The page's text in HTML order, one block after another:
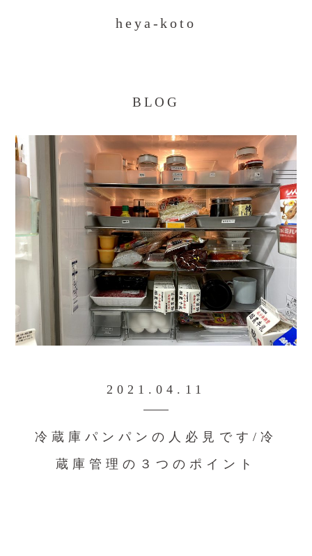
heya-koto
BLOG
2021.04.11
冷蔵庫パンパンの人必見です/冷
蔵庫管理の３つのポイント